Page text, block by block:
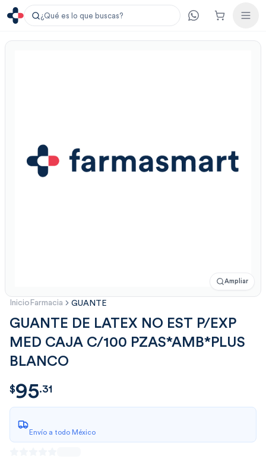
¿Qué es lo que buscas?
Ampliar
Inicio Farmacia GUANTE
GUANTE DE LATEX NO EST P/EXP
MED CAJA C/100 PZAS*AMB*PLUS
BLANCO
$95.31
$95.31
Envío a todo México